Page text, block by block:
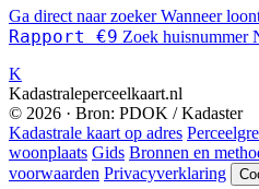
Ga direct naar zoekerWanneer
Rapport €9 Zoek huisnummer
K
Kadastraleperceelkaart.nl
© 2026 · Bron: PDOK / Kadaster
Kadastrale kaart op adres
woonplaats Gids Bronnen en
voorwaarden Privacyverklaring